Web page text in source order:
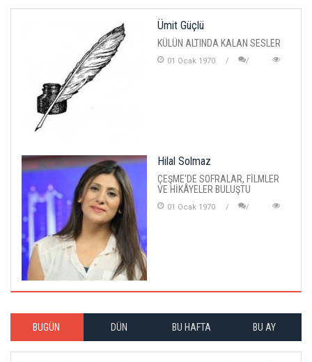
Ümit Güçlü
KÜLÜN ALTINDA KALAN SESLER
01 Ocak 1970
Hilal Solmaz
ÇEŞME'DE SOFRALAR, FİLMLER
VE HİKÂYELER BULUŞTU
01 Ocak 1970
BUGÜN DÜN BU HAFTA BU AY